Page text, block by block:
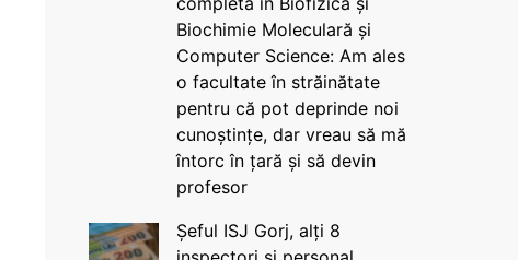
Biochimie Moleculară și
Computer Science: Am ales
o facultate în străinătate
pentru că pot deprinde noi
cunoștințe, dar vreau să mă
întorc în țară și să devin
profesor
Șeful ISJ Gorj, alți 8